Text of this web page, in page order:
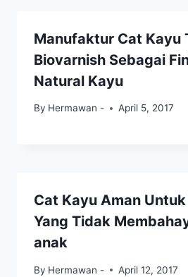
Manufaktur Cat Kayu
Biovarnish Sebagai
Natural Kayu
By Hermawan - April 5, 2017
Cat Kayu Aman
Yang Tidak
anak
By Hermawan - April 12, 2017